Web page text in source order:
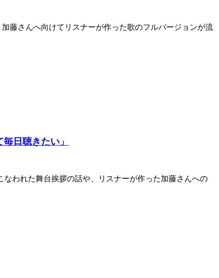
藤さんへ向けてリスナーが作った歌のフルバージョンが流
日聴きたい」
われた舞台挨拶の話や、リスナーが作った加藤さんへの